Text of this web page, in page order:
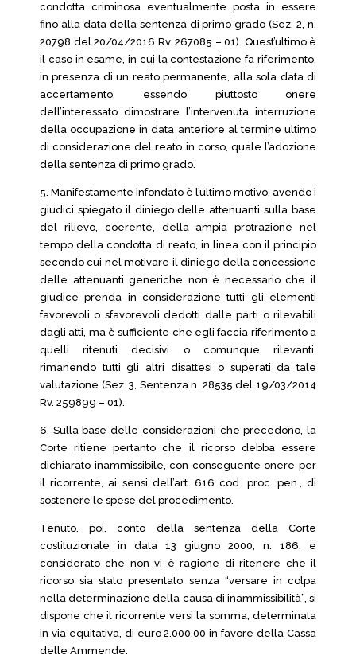
condotta criminosa eventualmente posta in essere
fino alla data della sentenza di primo grado (Sez. 2, n.
20798 del 20/04/2016 Rv. 267085 – 01). Quest’ultimo è
il caso in esame, in cui la contestazione fa riferimento,
in presenza di un reato permanente, alla sola data di
accertamento, essendo piuttosto onere
dell’interessato dimostrare l’intervenuta interruzione
della occupazione in data anteriore al termine ultimo
di considerazione del reato in corso, quale l’adozione
della sentenza di primo grado.
5. Manifestamente infondato è l’ultimo motivo, avendo i
giudici spiegato il diniego delle attenuanti sulla base
del rilievo, coerente, della ampia protrazione nel
tempo della condotta di reato, in linea con il principio
secondo cui nel motivare il diniego della concessione
delle attenuanti generiche non è necessario che il
giudice prenda in considerazione tutti gli elementi
favorevoli o sfavorevoli dedotti dalle parti o rilevabili
dagli atti, ma è sufficiente che egli faccia riferimento a
quelli ritenuti decisivi o comunque rilevanti,
rimanendo tutti gli altri disattesi o superati da tale
valutazione (Sez. 3, Sentenza n. 28535 del 19/03/2014
Rv. 259899 – 01).
6. Sulla base delle considerazioni che precedono, la
Corte ritiene pertanto che il ricorso debba essere
dichiarato inammissibile, con conseguente onere per
il ricorrente, ai sensi dell’art. 616 cod. proc. pen., di
sostenere le spese del procedimento.
Tenuto, poi, conto della sentenza della Corte
costituzionale in data 13 giugno 2000, n. 186, e
considerato che non vi è ragione di ritenere che il
ricorso sia stato presentato senza “versare in colpa
nella determinazione della causa di inammissibilità”, si
dispone che il ricorrente versi la somma, determinata
in via equitativa, di euro 2.000,00 in favore della Cassa
delle Ammende.